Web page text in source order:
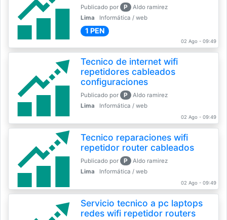
Publicado por P
Aldo ramirez
Lima
Informática / web
1 PEN
02 Ago - 09:49
Tecnico de internet wifi
repetidores cableados
configuraciones
Publicado por P
Aldo ramirez
Lima
Informática / web
02 Ago - 09:49
Tecnico reparaciones wifi
repetidor router cableados
Publicado por P
Aldo ramirez
Lima
Informática / web
02 Ago - 09:49
Servicio tecnico a pc laptops
redes wifi repetidor routers